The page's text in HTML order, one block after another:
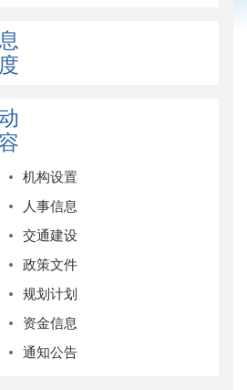
机构设置
人事信息
交通建设
政策文件
规划计划
资金信息
通知公告